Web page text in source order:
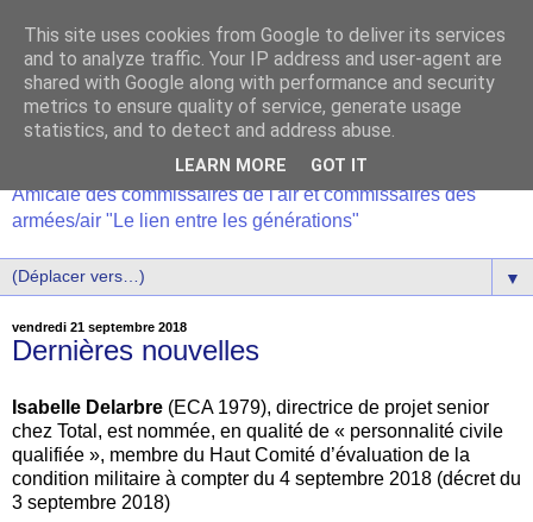
Amicale des commissaires de l'air et commissaires des
armées/air "Le lien entre les générations"
▼
vendredi 21 septembre 2018
Dernières nouvelles
Isabelle Delarbre (ECA 1979), directrice de projet senior
chez Total, est nommée, en qualité de « personnalité civile
qualifiée », membre du Haut Comité d’évaluation de la
condition militaire à compter du 4 septembre 2018 (décret du
3 septembre 2018)
This site uses cookies from Google to deliver its services
and to analyze traffic. Your IP address and user-agent are
shared with Google along with performance and security
metrics to ensure quality of service, generate usage
statistics, and to detect and address abuse.
LEARN MORE GOT IT